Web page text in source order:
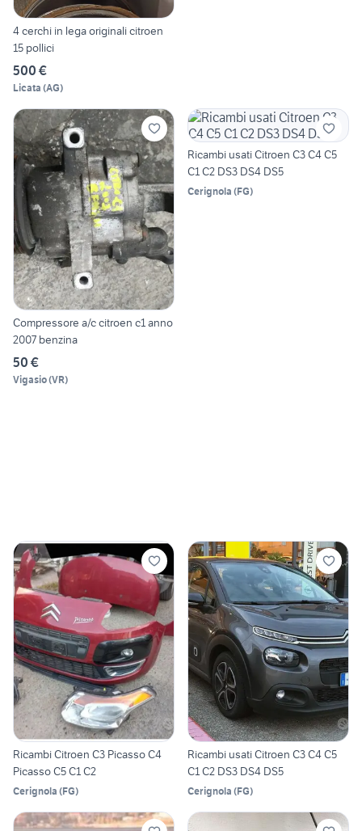
4 cerchi in lega originali citroen
15 pollici
500 €
Licata (AG)
Compressore a/c citroen c1 anno
2007 benzina
50 €
Vigasio(VR)
Ricambi usati Citroen C3 C4 C5
C1 C2 DS3 DS4 DS5
Cerignola (FG)
Ricambi Citroen C3 Picasso C4
Picasso C5 C1 C2
Cerignola (FG)
Ricambi usati Citroen C3 C4 C5
C1 C2 DS3 DS4 DS5
Cerignola (FG)